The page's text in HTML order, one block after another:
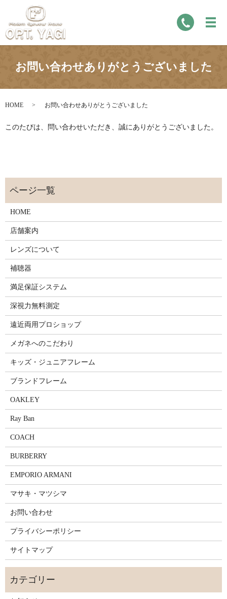
お問い合わせありがとうございました
HOME お問い合わせありがとうございました
このたびは、問い合わせいただき、誠にありがとうございました。
HOME
店舗案内
レンズについて
補聴器
満足保証システム
深視力無料測定
遠近両用プロショップ
メガネへのこだわり
キッズ・ジュニアフレーム
ブランドフレーム
OAKLEY
Ray Ban
COACH
BURBERRY
EMPORIO ARMANI
マサキ・マツシマ
お問い合わせ
プライバシーポリシー
サイトマップ